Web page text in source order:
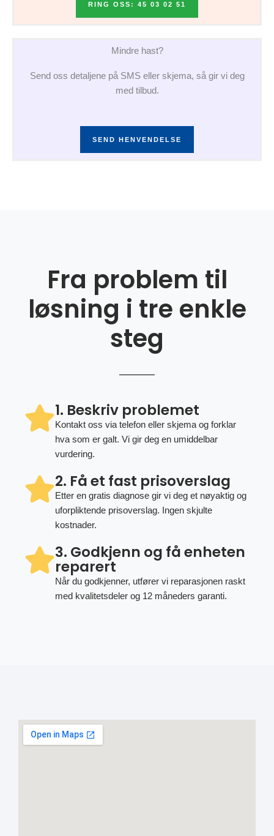
RING OSS: 45 03 02 51
Mindre hast?
Send oss detaljene på SMS eller skjema, så gir vi deg
med tilbud.
SEND HENVENDELSE
Fra problem til
løsning i tre enkle
steg
1. Beskriv problemet
Kontakt oss via telefon eller skjema og forklar
hva som er galt. Vi gir deg en umiddelbar
vurdering.
2. Få et fast prisoverslag
Etter en gratis diagnose gir vi deg et nøyaktig og
uforpliktende prisoverslag. Ingen skjulte
kostnader.
3. Godkjenn og få enheten
reparert
Når du godkjenner, utfører vi reparasjonen raskt
med kvalitetsdeler og 12 måneders garanti.